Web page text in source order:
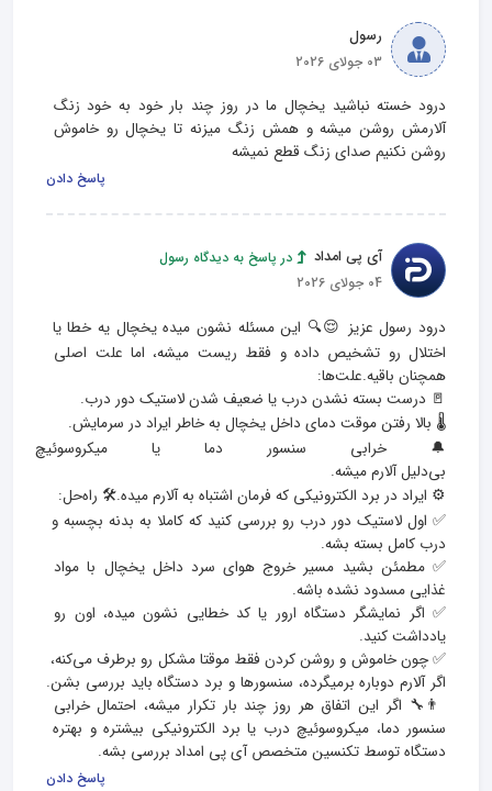
رسول
03 جولای 2026
درود‌ خسته نباشید یخچال ما در روز چند بار خود به خود زنگ
آلارمش روشن میشه و همش زنگ میزنه تا یخچال رو خاموش
روشن نکنیم صدای زنگ قطع نمیشه
پاسخ دادن
آی پی امداد
در پاسخ به دیدگاه رسول
04 جولای 2026
درود رسول عزیز 😌🔍 این مسئله نشون میده یخچال یه خطا یا
اختلال رو تشخیص داده و فقط ریست میشه، اما علت اصلی
🔔 خرابی سنسور دما یا
✅ اول لاستیک دور درب رو بررسی کنید که کاملا به بدنه بچسبه و
✅ مطمئن بشید مسیر خروج هوای سرد داخل یخچال با مواد
✅ اگر نمایشگر دستگاه ارور یا کد خطایی نشون میده، اون رو
✅ چون خاموش و روشن کردن فقط موقتا مشکل رو برطرف می‌کنه،
اگر آلارم دوباره برمیگرده، سنسورها و برد دستگاه باید بررسی بشن.
👨‍🔧 اگر این اتفاق هر روز چند بار تکرار میشه، احتمال خرابی
سنسور دما، میکروسوئیچ درب یا برد الکترونیکی بیشتره و بهتره
دستگاه توسط تکنسین متخصص آی پی امداد بررسی بشه.
پاسخ دادن